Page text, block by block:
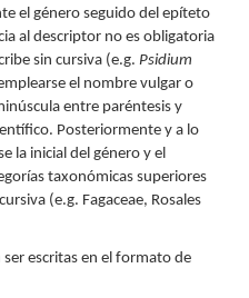
el género seguido del epíteto
al descriptor no es obligatoria
sin cursiva (e.g. Psidium
el nombre vulgar o
entre paréntesis y
Posteriormente y a lo
la inicial del género y el
taxonómicas superiores
(e.g. Fagaceae, Rosales
ser escritas en el formato de